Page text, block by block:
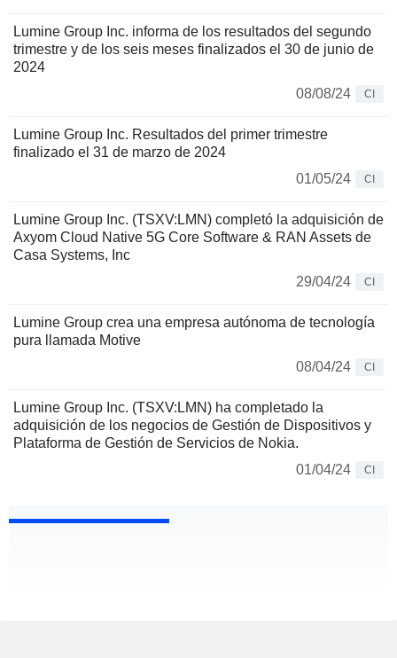
Lumine Group Inc. informa de los resultados del segundo
trimestre y de los seis meses finalizados el 30 de junio de
2024
08/08/24
CI
Lumine Group Inc. Resultados del primer trimestre
finalizado el 31 de marzo de 2024
01/05/24
CI
Lumine Group Inc. (TSXV:LMN) completó la adquisición de
Axyom Cloud Native 5G Core Software & RAN Assets de
Casa Systems, Inc
29/04/24
CI
Lumine Group crea una empresa autónoma de tecnología
pura llamada Motive
08/04/24
CI
Lumine Group Inc. (TSXV:LMN) ha completado la
adquisición de los negocios de Gestión de Dispositivos y
Plataforma de Gestión de Servicios de Nokia.
01/04/24
CI